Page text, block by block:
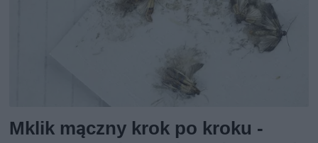
Mklik mączny krok po kroku -